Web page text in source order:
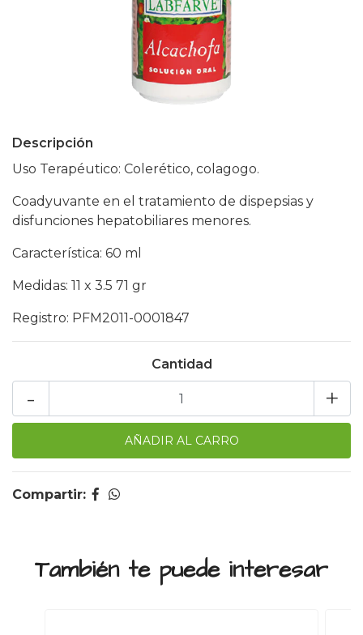
Descripción
Uso Terapéutico: Colerético, colagogo.
Coadyuvante en el tratamiento de dispepsias y
disfunciones hepatobiliares menores.
Característica: 60 ml
Medidas: 11 x 3.5 71 gr
Registro: PFM2011-0001847
Cantidad
+
-
Compartir:
También te puede interesar